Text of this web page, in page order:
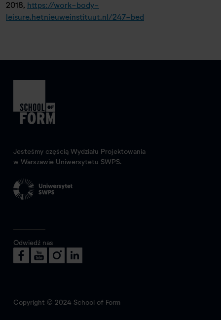
2018, https://work-body-
leisure.hetnieuweinstituut.nl/247-bed
Jesteśmy częścią Wydziału Projektowania
w Warszawie Uniwersytetu SWPS.
Odwiedź nas
Copyright © 2024 School of Form